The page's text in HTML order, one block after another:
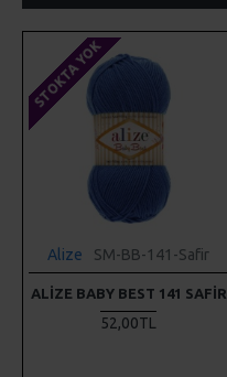
STOKTA YOK
Alize SM-BB-141-Safir
ALIZE BABY BEST 141 SAFIR
52,00TL